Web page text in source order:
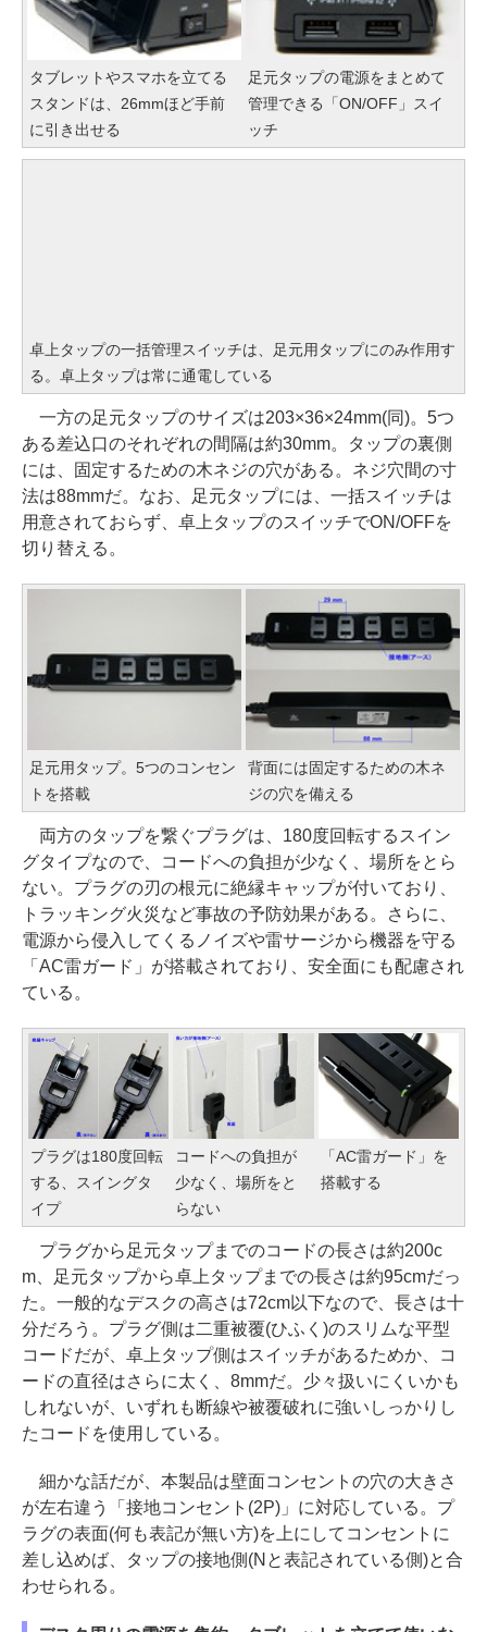
タブレットやスマホを立てる
スタンドは、26mmほど手前
に引き出せる
足元タップの電源をまとめて
管理できる「ON/OFF」スイ
ッチ
卓上タップの一括管理スイッチは、足元用タップにのみ作用す
る。卓上タップは常に通電している
一方の足元タップのサイズは203×36×24mm(同)。5つ
ある差込口のそれぞれの間隔は約30mm。タップの裏側
には、固定するための木ネジの穴がある。ネジ穴間の寸
法は88mmだ。なお、足元タップには、一括スイッチは
用意されておらず、卓上タップのスイッチでON/OFFを
切り替える。
足元用タップ。5つのコンセン
トを搭載
背面には固定するための木ネ
ジの穴を備える
両方のタップを繋ぐプラグは、180度回転するスイン
グタイプなので、コードへの負担が少なく、場所をとら
ない。プラグの刃の根元に絶縁キャップが付いており、
トラッキング火災など事故の予防効果がある。さらに、
電源から侵入してくるノイズや雷サージから機器を守る
「AC雷ガード」が搭載されており、安全面にも配慮され
ている。
プラグは180度回転
する、スイングタ
イプ
コードへの負担が
少なく、場所をと
らない
「AC雷ガード」を
搭載する
プラグから足元タップまでのコードの長さは約200c
m、足元タップから卓上タップまでの長さは約95cmだっ
た。一般的なデスクの高さは72cm以下なので、長さは十
分だろう。プラグ側は二重被覆(ひふく)のスリムな平型
コードだが、卓上タップ側はスイッチがあるためか、コ
ードの直径はさらに太く、8mmだ。少々扱いにくいかも
しれないが、いずれも断線や被覆破れに強いしっかりし
たコードを使用している。
細かな話だが、本製品は壁面コンセントの穴の大きさ
が左右違う「接地コンセント(2P)」に対応している。プ
ラグの表面(何も表記が無い方)を上にしてコンセントに
差し込めば、タップの接地側(Nと表記されている側)と合
わせられる。